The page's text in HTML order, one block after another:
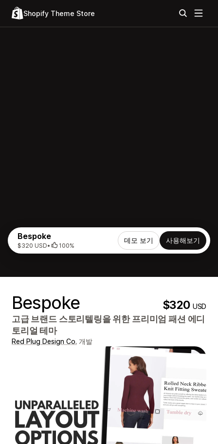
Shopify Theme Store
Bespoke
$320 USD• 100%
데모 보기 사용해보기
Bespoke $320USD
고급 브랜드 스토리텔링을 위한 프리미엄 패션 에디
토리얼 테마
Red Plug Design Co. 개발